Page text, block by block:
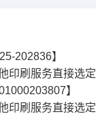
202836】
印刷服务直接选
】
印刷服务直接选